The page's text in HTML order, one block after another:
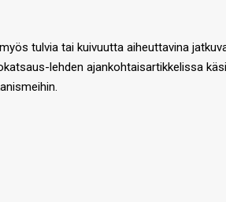
tulvia tai kuivuutta aiheuttavina
lehden ajankohtaisartikkelissa